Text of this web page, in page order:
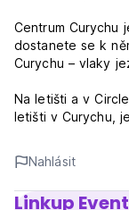
Centrum Curychu
dostanete se k
Curychu – vlaky
Na letišti a v
letišti v Curychu,
Komunitní prostor
vytvořil vřelou a
smýšlejícími lidmi.
Nahlásit
Linkup